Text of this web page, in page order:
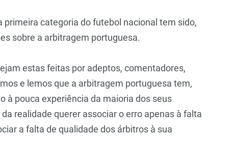
categoria do futebol nacional tem sido,
sobre a arbitragem portuguesa.
estas feitas por adeptos, comentadores,
e lemos que a arbitragem portuguesa tem,
à pouca experiência da maioria dos seus
realidade querer associar o erro apenas à falta
a falta de qualidade dos árbitros à sua